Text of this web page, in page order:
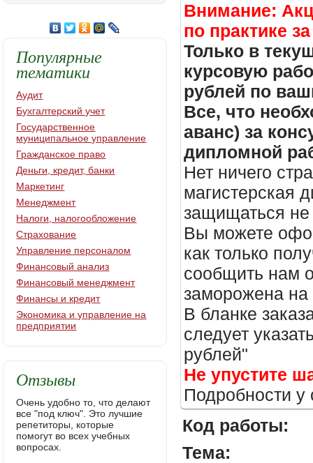
Внимание:
по практике
Только в
курсовую
рублей по
Все, что
аванс) за
дипломной
Нет ничего
магистерская
защищаться не
Вы можете
как только
сообщить нам
заморожена
В бланке
следует
рублей"
Не упустите
Подробности
Код работы:
Тема:
Популярные
тематики
Аудит
Бухгалтерский учет
Государственное
муниципальное управление
Гражданское право
Деньги, кредит, банки
Маркетинг
Менеджмент
Налоги, налогообложение
Страхование
Управление персоналом
Финансовый анализ
Финансовый менеджмент
Финансы и кредит
Экономика и управление на
предприятии
Отзывы
Очень удобно то, что делают
все "под ключ". Это лучшие
репетиторы, которые
помогут во всех учебных
вопросах.